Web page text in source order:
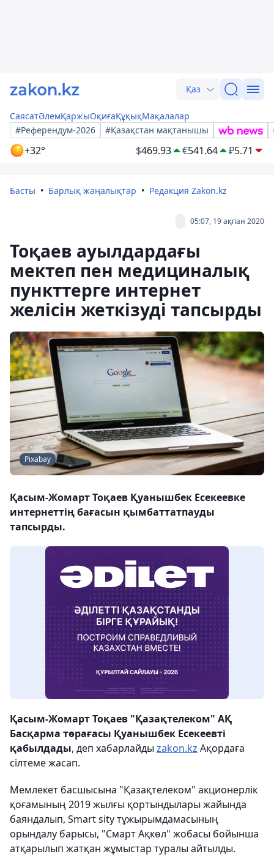
Қаз
СаясатӘлемҚаржыОқиғаҚұқықМақалалар
#Референдум-2026
#Қазақстан мақтанышы
+32° $469.93 €541.64 ₽5.71
Басты Барлық жаңалықтар Редакция Zakon.kz
05:07, 19 ақпан 2020
Тоқаев ауылдардағы
мектеп пен медициналық
пункттерге интернет
желісін жеткізуді тапсырды
Pixabay
Қасым-Жомарт Тоқаев Қуанышбек Есекеевке
интернеттің бағасын қымбаттатпауды
тапсырды.
Қасым-Жомарт Тоқаев "Қазақтелеком" АҚ
Басқарма төрағасы Қуанышбек Есекеевті
қабылдады, деп хабарлайды zakon.kz Ақордаға
сілтеме жасап.
Мемлекет басшысына "Қазақтелеком" акционерлік
қоғамының 2019 жылғы қортындылары жайында
баяндалып, Smart sity тұжырымдамасының
орындалу барысы, "Смарт Ақкөл" жобасы бойынша
атқарылып жатқан жұмыстар туралы айтылды.